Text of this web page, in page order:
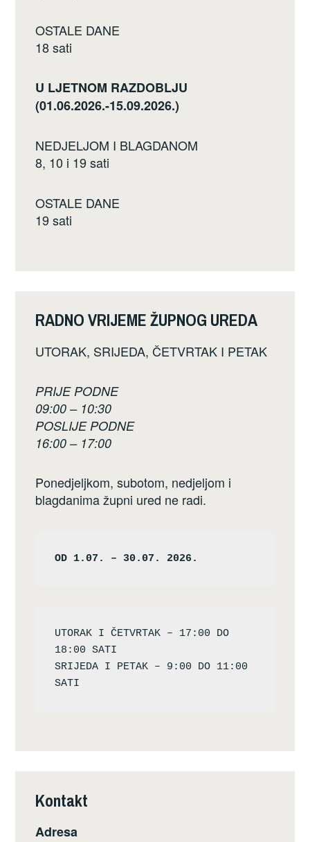
OSTALE DANE
18 sati
U LJETNOM RAZDOBLJU
(01.06.2026.-15.09.2026.)
NEDJELJOM I BLAGDANOM
8, 10 i 19 sati
OSTALE DANE
19 sati
RADNO VRIJEME ŽUPNOG UREDA
UTORAK, SRIJEDA, ČETVRTAK I PETAK
PRIJE PODNE
09:00 – 10:30
POSLIJE PODNE
16:00 – 17:00
Ponedjeljkom, subotom, nedjeljom i
blagdanima župni ured ne radi.
OD 1.07. – 30.07. 2026.
UTORAK I ČETVRTAK – 17:00 DO
18:00 SATI
SRIJEDA I PETAK – 9:00 DO 11:00
Kontakt
Adresa